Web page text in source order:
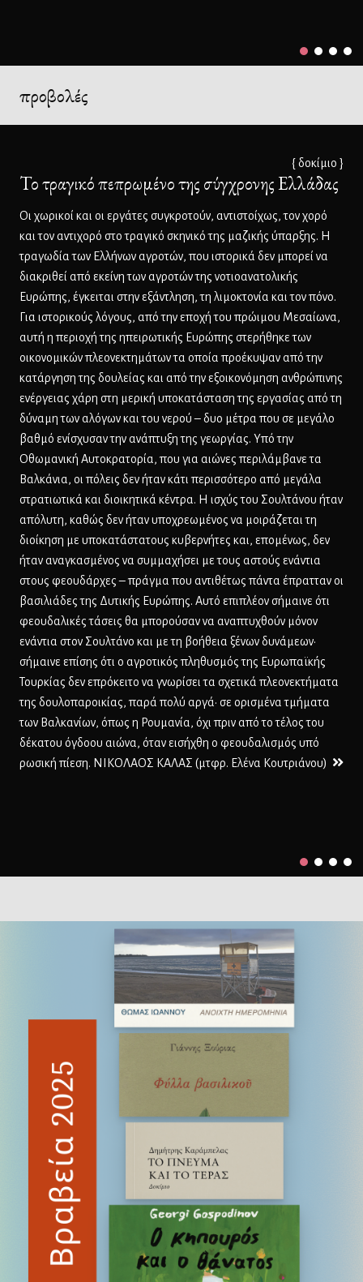
προβολές
{ δοκίμιο }
Το τραγικό πεπρωμένο της σύγχρονης Ελλάδας
Οι χωρικοί και οι εργάτες συγκροτούν, αντιστοίχως, τον χορό
και τον αντιχορό στο τραγικό σκηνικό της μαζικής ύπαρξης. Η
τραγωδία των Ελλήνων αγροτών, που ιστορικά δεν μπορεί να
διακριθεί από εκείνη των αγροτών της νοτιοανατολικής
Ευρώπης, έγκειται στην εξάντληση, τη λιμοκτονία και τον πόνο.
Για ιστορικούς λόγους, από την εποχή του πρώιμου Μεσαίωνα,
αυτή η περιοχή της ηπειρωτικής Ευρώπης στερήθηκε των
οικονομικών πλεονεκτημάτων τα οποία προέκυψαν από την
κατάργηση της δουλείας και από την εξοικονόμηση ανθρώπινης
ενέργειας χάρη στη μερική υποκατάσταση της εργασίας από τη
δύναμη των αλόγων και του νερού – δυο μέτρα που σε μεγάλο
βαθμό ενίσχυσαν την ανάπτυξη της γεωργίας. Υπό την
Οθωμανική Αυτοκρατορία, που για αιώνες περιλάμβανε τα
Βαλκάνια, οι πόλεις δεν ήταν κάτι περισσότερο από μεγάλα
στρατιωτικά και διοικητικά κέντρα. Η ισχύς του Σουλτάνου ήταν
απόλυτη, καθώς δεν ήταν υποχρεωμένος να μοιράζεται τη
διοίκηση με υποκατάστατους κυβερνήτες και, επομένως, δεν
ήταν αναγκασμένος να συμμαχήσει με τους αστούς ενάντια
στους φεουδάρχες – πράγμα που αντιθέτως πάντα έπρατταν οι
βασιλιάδες της Δυτικής Ευρώπης. Αυτό επιπλέον σήμαινε ότι
φεουδαλικές τάσεις θα μπορούσαν να αναπτυχθούν μόνον
ενάντια στον Σουλτάνο και με τη βοήθεια ξένων δυνάμεων·
σήμαινε επίσης ότι ο αγροτικός πληθυσμός της Ευρωπαϊκής
Τουρκίας δεν επρόκειτο να γνωρίσει τα σχετικά πλεονεκτήματα
της δουλοπαροικίας, παρά πολύ αργά· σε ορισμένα τμήματα
των Βαλκανίων, όπως η Ρουμανία, όχι πριν από το τέλος του
δέκατου όγδοου αιώνα, όταν εισήχθη ο φεουδαλισμός υπό
ρωσική πίεση. ΝΙΚΟΛΑΟΣ ΚΑΛΑΣ (μτφρ. Ελένα Κουτριάνου)